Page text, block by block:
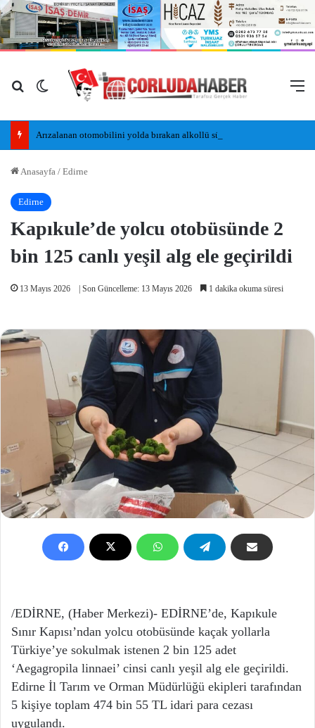
Arama yap ...
Dış görünümü değiştir
Anasayfa / Edirne
Edirne
Kapıkule’de yolcu otobüsünde 2
bin 125 canlı yeşil alg ele geçirildi
13 Mayıs 2026 | Son Güncelleme: 13 Mayıs 2026 1 dakika okuma süresi
/EDİRNE, (Haber Merkezi)- EDİRNE’de, Kapıkule
Sınır Kapısı’ndan yolcu otobüsünde kaçak yollarla
Türkiye’ye sokulmak istenen 2 bin 125 adet
‘Aegagropila linnaei’ cinsi canlı yeşil alg ele geçirildi.
Edirne İl Tarım ve Orman Müdürlüğü ekipleri tarafından
5 kişiye toplam 474 bin 55 TL idari para cezası
uygulandı.